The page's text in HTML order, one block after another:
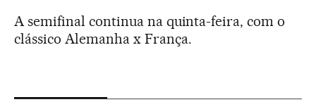
A semifinal continua na quinta-feira, com o
clássico Alemanha x França.